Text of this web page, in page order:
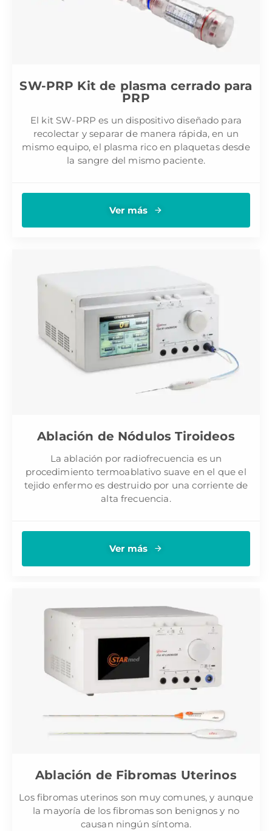
SW-PRP Kit de plasma cerrado para
PRP
El kit SW-PRP es un dispositivo diseñado para
recolectar y separar de manera rápida, en un
mismo equipo, el plasma rico en plaquetas desde
la sangre del mismo paciente.
Ver más
Ablación de Nódulos Tiroideos
La ablación por radiofrecuencia es un
procedimiento termoablativo suave en el que el
tejido enfermo es destruido por una corriente de
alta frecuencia.
Ver más
Ablación de Fibromas Uterinos
Los fibromas uterinos son muy comunes, y aunque
la mayoría de los fibromas son benignos y no
causan ningún síntoma.